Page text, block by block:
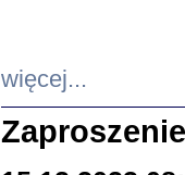
więcej...